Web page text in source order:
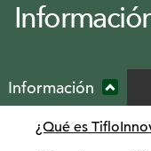
Información
Ocultar
submenú
¿Qué es